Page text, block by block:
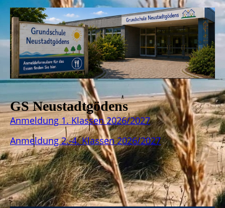
GS Neustadtgödens
Anmeldung 1. Klassen 2026/2027
Anmeldung 2.-4. Klassen 2026/2027